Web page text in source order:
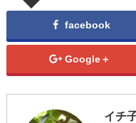
facebook
Google＋
イチ